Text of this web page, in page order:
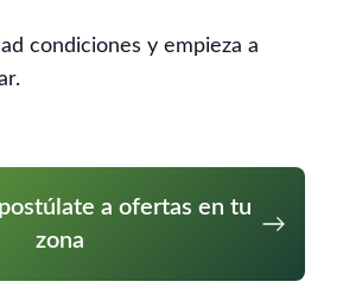
condiciones y empieza a
a ofertas en tu
zona